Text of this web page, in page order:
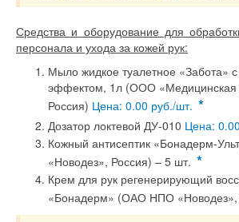
Средства и оборудование для
персонала и ухода за кожей рук:
Мыло жидкое туалетное «Забота»
эффектом, 1л (ООО «Медицинская
Россия) Цена: 0.00 руб./шт. *
Дозатор локтевой ДУ-010 Цена:
Кожный антисептик «Бонадерм-
«Новодез», Россия) – 5 шт. *
Крем для рук регенерирующий
«Бонадерм» (ОАО НПО «Новодез»,